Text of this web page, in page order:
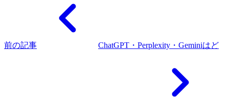
前の記事 ChatGPT・Perplexity・Geminiはど